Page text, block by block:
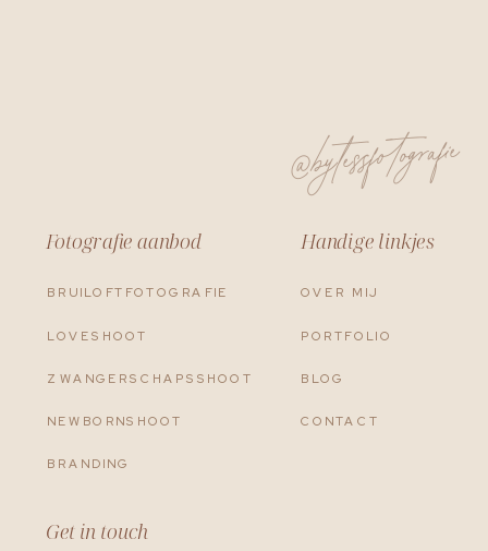
Get in touch
CONTACT
PORTFOLIO
OVER MIJ
Handige linkjes
ZWANGERSCHAPSSHOOT
LOVESHOOT
BRUILOFTFOTOGRAFIE
Fotografie aanbod
@bytessfotografie
NEWBORNSHOOT
BRANDING
BLOG